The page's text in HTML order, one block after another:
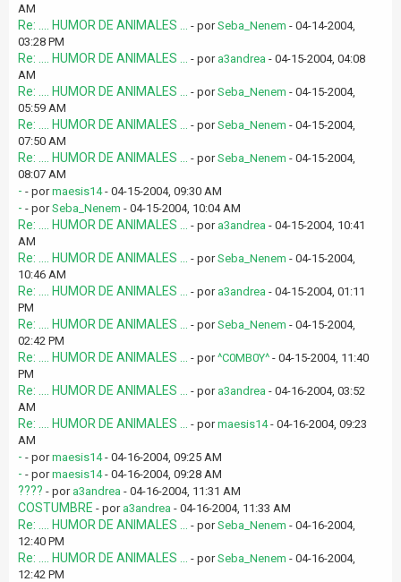
AM
Re: .... HUMOR DE ANIMALES ... - porSeba_Nenem - 04-14-2004,
03:28 PM
Re: .... HUMOR DE ANIMALES ... - por a3andrea - 04-15-2004, 04:08
AM
Re: .... HUMOR DE ANIMALES ... - porSeba_Nenem - 04-15-2004,
05:59 AM
Re: .... HUMOR DE ANIMALES ... - porSeba_Nenem - 04-15-2004,
07:50 AM
Re: .... HUMOR DE ANIMALES ... - porSeba_Nenem - 04-15-2004,
08:07 AM
- - pormaesis14- 04-15-2004, 09:30 AM
- - porSeba_Nenem - 04-15-2004, 10:04 AM
Re: .... HUMOR DE ANIMALES ... - por a3andrea - 04-15-2004, 10:41
AM
Re: .... HUMOR DE ANIMALES ... - porSeba_Nenem - 04-15-2004,
10:46 AM
Re: .... HUMOR DE ANIMALES ... - por a3andrea - 04-15-2004, 01:11
PM
Re: .... HUMOR DE ANIMALES ... - porSeba_Nenem - 04-15-2004,
02:42 PM
Re: .... HUMOR DE ANIMALES ... - por^C0MB0Y^ - 04-15-2004, 11:40
PM
Re: .... HUMOR DE ANIMALES ... - por a3andrea - 04-16-2004, 03:52
AM
Re: .... HUMOR DE ANIMALES ... - pormaesis14- 04-16-2004, 09:23
AM
- - pormaesis14- 04-16-2004, 09:25 AM
- - pormaesis14- 04-16-2004, 09:28 AM
???? - por a3andrea - 04-16-2004, 11:31 AM
COSTUMBRE - por a3andrea - 04-16-2004, 11:33 AM
Re: .... HUMOR DE ANIMALES ... - porSeba_Nenem - 04-16-2004,
12:40 PM
Re: .... HUMOR DE ANIMALES ... - porSeba_Nenem - 04-16-2004,
12:42 PM